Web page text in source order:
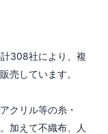
308社により、複
売しています。
クリル等の糸・
加えて不織布、人